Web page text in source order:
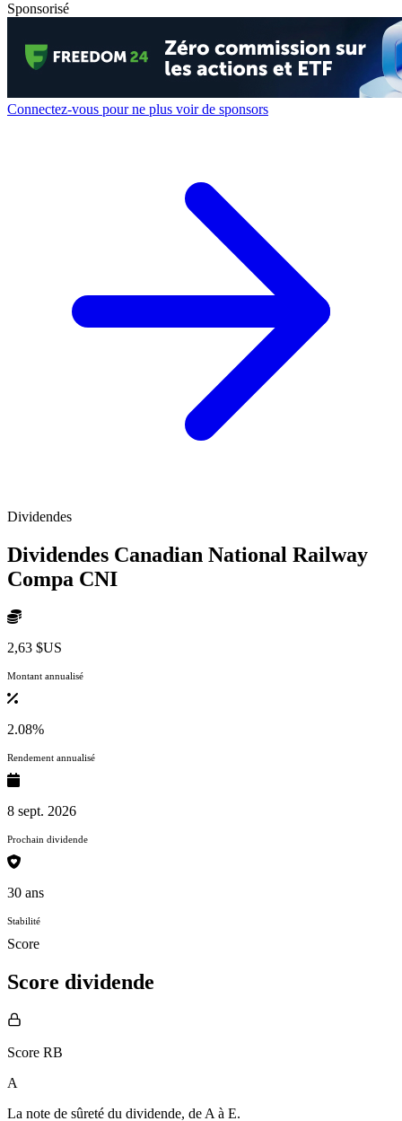
Sponsorisé
Connectez-vous pour ne plus voir de sponsors
Dividendes
Dividendes Canadian National Railway
Compa CNI
2,63 $US
Montant annualisé
2.08%
Rendement annualisé
8 sept. 2026
Prochain dividende
30 ans
Stabilité
Score
Score dividende
Score RB
A
La note de sûreté du dividende, de A à E.